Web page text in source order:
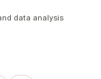
data analysis